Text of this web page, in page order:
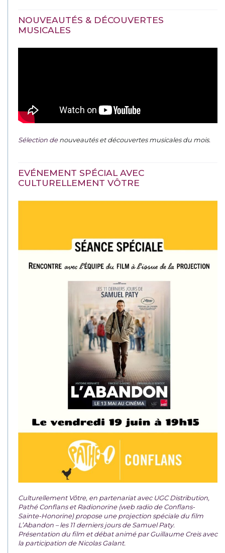
NOUVEAUTÉS & DÉCOUVERTES
MUSICALES
Sélection denouveautés et découvertes musicales du mois.
EVÉNEMENT SPÉCIAL AVEC
CULTURELLEMENT VÔTRE
Culturellement Vôtre, en partenariat avec UGC Distribution,
Pathé Conflans et Radionorine (web radio de Conflans-
Sainte-Honorine) propose une projection spéciale du film
L’Abandon – les 11 derniers jours de Samuel Paty.
Présentation du film et débat animé par Guillaume Creis avec
la participation de Nicolas Galant.